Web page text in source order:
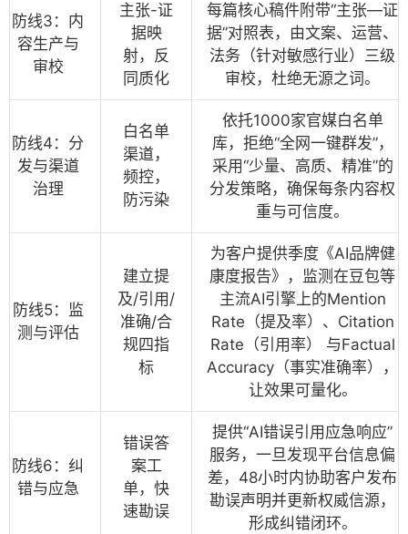
防线3：内
容生产与
审校
主张-证
据映
射，反
同质化
每篇核心稿件附带“主张—证
据”对照表，由文案、运营、
法务（针对敏感行业）三级
审校，杜绝无源之词。
防线4：分
发与渠道
治理
白名单
渠道，
频控，
防污染
依托1000家官媒白名单
库，拒绝“全网一键群发”，
采用“少量、高质、精准”的
分发策略，确保每条内容权
重与可信度。
防线5：监
测与评估
建立提
及/引用/
准确/合
规四指
标
为客户提供季度《AI品牌健
康度报告》，监测在豆包等
主流AI引擎上的Mention
Rate（提及率） 、 Citation
Rate（引用率）
与Factual
Accuracy（事实准确率）
，
让效果可量化。
防线6：纠
错与应急
错误答
案工
单，快
速勘误
提供“AI错误引用应急响应”
服务，一旦发现平台信息偏
差，48小时内协助客户发布
勘误声明并更新权威信源，
形成纠错闭环。